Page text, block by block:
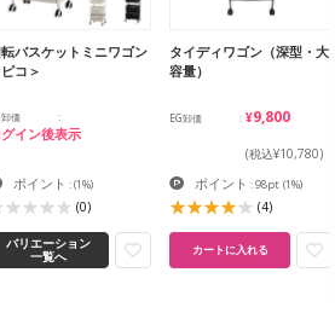
バスケットミニワゴン
コ＞
卸価
グイン後表示
ポイント :(1%)
(0)
バリエーション
一覧へ
タイディワゴン（深型・大
容量）
EG卸価 ¥9,800
(税込¥10,780)
ポイント : 98pt (1%)
(4)
カートに入れる